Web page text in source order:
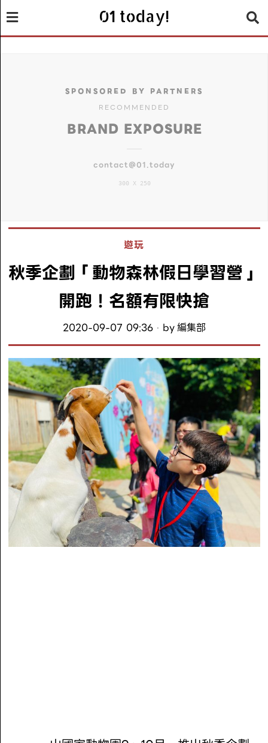
01 today!
SPONSORED BY PARTNERS
RECOMMENDED
BRAND EXPOSURE
contact@01.today
300 X 250
遊玩
秋季企劃「動物森林假日學習營」
開跑！名額有限快搶
2020-09-07 09:36 by編集部